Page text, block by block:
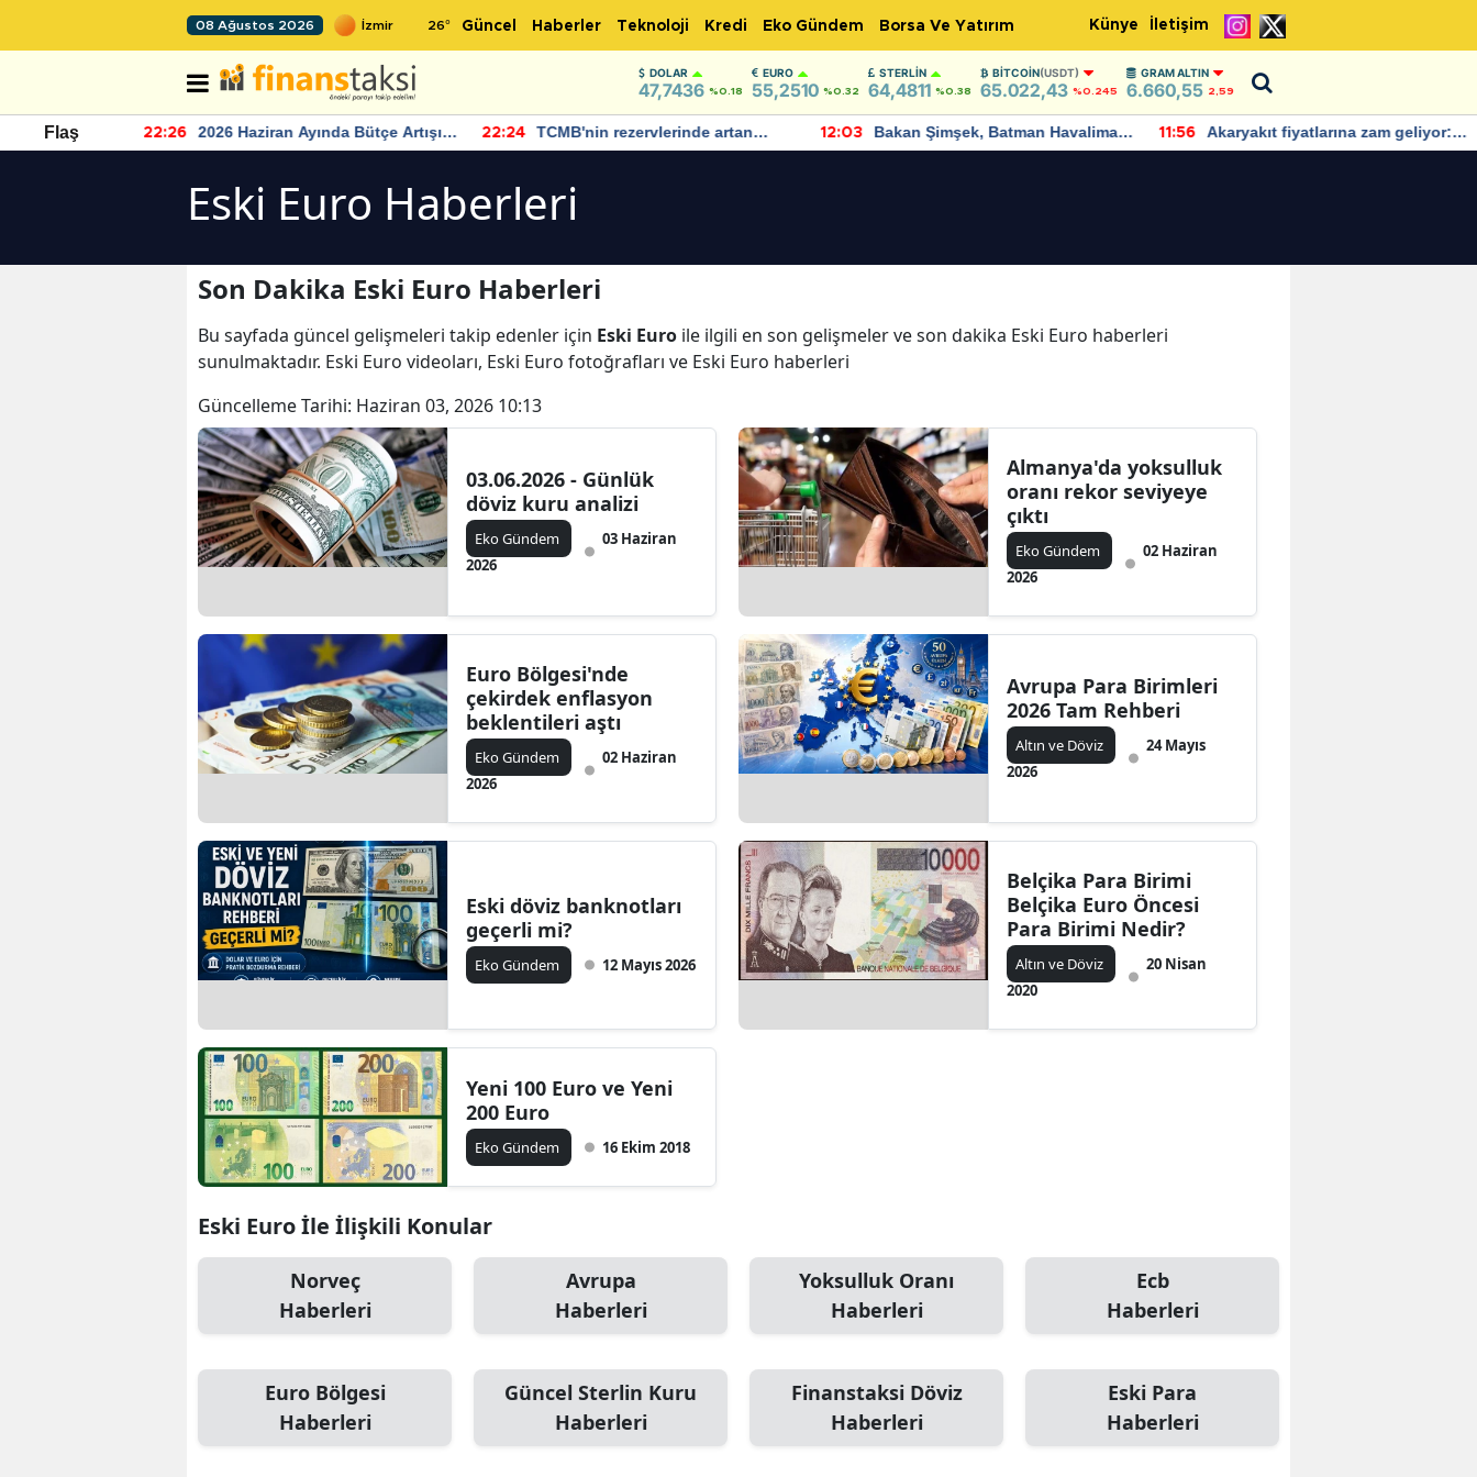
08 Ağustos 2026 26° Güncel Haberler Teknoloji Kredi Eko Gündem Borsa Ve Yatırım Künye İletişim
DOLAR
47,7436 %0.18
EURO
55,2510 %0.32
STERLIN
64,4811 %0.38
BITCOIN(USDT)
65.022,43 %0.245
GRAM ALTIN
6.660,55 2,59
Flaş 22:26
2026 Haziran Ayında Bütçe Artışı
Yaşandı
22:24
TCMB'nin rezervlerinde artan
momentum devam ediyor
12:03
Bakan Şimşek, Batman Havalimanı
için umut verici açıklamalarda
11:56
Akaryakıt fiyatlarına zam geliyor:
Yeni tarih açıklandı
Eski Euro Haberleri
Son Dakika Eski Euro Haberleri
Bu sayfada güncel gelişmeleri takip edenler için Eski Euro ile ilgili en son gelişmeler ve son dakika Eski Euro haberleri
sunulmaktadır. Eski Euro videoları, Eski Euro fotoğrafları ve Eski Euro haberleri
Güncelleme Tarihi: Haziran 03, 2026 10:13
03.06.2026 - Günlük
döviz kuru analizi
Eko Gündem
03 Haziran
2026
Almanya'da yoksulluk
oranı rekor seviyeye
çıktı
Eko Gündem
02 Haziran
2026
Euro Bölgesi'nde
çekirdek enflasyon
beklentileri aştı
Eko Gündem
02 Haziran
2026
Avrupa Para Birimleri
2026 Tam Rehberi
Altın ve Döviz
24 Mayıs
2026
Eski döviz banknotları
geçerli mi?
Eko Gündem 12 Mayıs 2026
Belçika Para Birimi
Belçika Euro Öncesi
Para Birimi Nedir?
Altın ve Döviz
20 Nisan
2020
Yeni 100 Euro ve Yeni
200 Euro
Eko Gündem 16 Ekim 2018
Eski Euro İle İlişkili Konular
Norveç
Haberleri
Avrupa
Haberleri
Yoksulluk Oranı
Haberleri
Ecb
Haberleri
Euro Bölgesi
Haberleri
Güncel Sterlin Kuru
Haberleri
Finanstaksi Döviz
Haberleri
Eski Para
Haberleri